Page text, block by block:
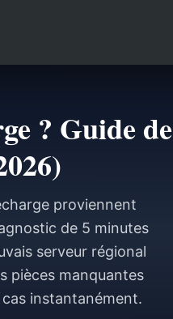
? Guide de
proviennent
de 5 minutes
serveur régional
pièces manquantes
instantanément.